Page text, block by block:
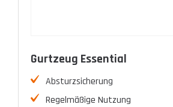
Gurtzeug Essential
Absturzsicherung
Regelmäßige Nutzung